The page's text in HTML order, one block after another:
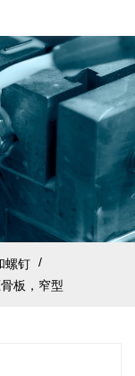
螺钉 /
板，窄型